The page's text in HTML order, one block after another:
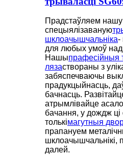
Прадстаўляем нашу
спецыялізаваную
шклоачышчальніка-
для любых умоў
Нашыпрафесійныя
лязаствораны з
забяспечваючы
прадукцыйнасць,
бачнасць.
атрымлівайце
бачання, у дождж
толькімагутныя
прапануем
шклоачышчальнікі,
далей.